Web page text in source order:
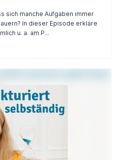
sich manche Aufgaben immer
In dieser Episode erkläre
u. a. am P...